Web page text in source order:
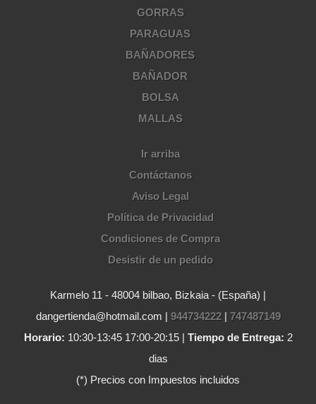
GORRAS
PARAGUAS
BAÑADORES
BAÑADOR
BOLSA
MALLAS
Ir arriba
Contáctanos
Aviso Legal
Política de Privacidad
Condiciones de Compra
Desistir de un pedido
Karmelo 11 - 48004 bilbao, Bizkaia - (España) |
dangertienda@hotmail.com | 944734222| 747487149
Horario: 10:30-13:45 17:00-20:15 | Tiempo de Entrega: 2
dias
(*) Precios con Impuestos incluidos